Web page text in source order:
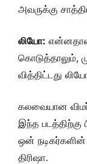
அவருக்கு
லியோ:
கொடுத்தாலும்,
வித்திட்டது
கலவையான
இந்த படத்திற்கு
ஒன்
திரிஷா.